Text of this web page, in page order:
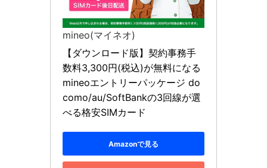
mineo(マイネオ)
【ダウンロード版】契約事務手
数料3,300円(税込)が無料になる
mineoエントリーパッケージ do
como/au/SoftBankの3回線が選
べる格安SIMカード
Amazonで見る